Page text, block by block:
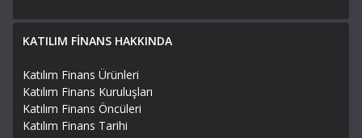
KATILIM FİNANS HAKKINDA
Katılım Finans Ürünleri
Katılım Finans Kuruluşları
Katılım Finans Öncüleri
Katılım Finans Tarihi